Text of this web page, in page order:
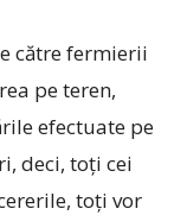
către fermierii
pe teren,
efectuate pe
deci, toți cei
toți vor